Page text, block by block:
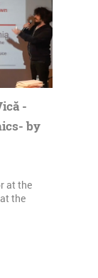
-
by
at the
the